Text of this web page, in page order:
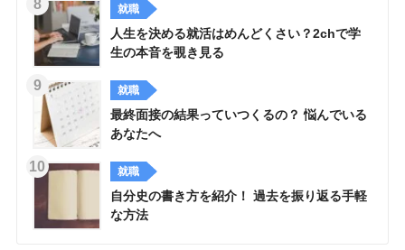
就職
人生を決める就活はめんどくさい？2chで学
生の本音を覗き見る
就職
最終面接の結果っていつくるの？ 悩んでいる
あなたへ
就職
自分史の書き方を紹介！ 過去を振り返る手軽
な方法